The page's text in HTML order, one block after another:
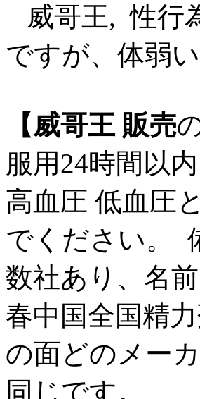
威哥王, 性行
ですが、体弱
【威哥王 販売
服用24時間以
高血圧 低血圧
でください。
数社あり、名
春中国全国精
の面どのメー
同じです。